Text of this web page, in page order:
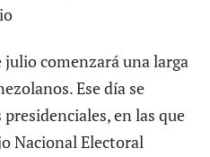
julio comenzará una larga
Ese día se
en las que
Nacional Electoral